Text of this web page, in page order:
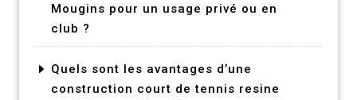
Mougins pour un usage privé ou en
club ?
Quels sont les avantages d’une
construction court de tennis resine